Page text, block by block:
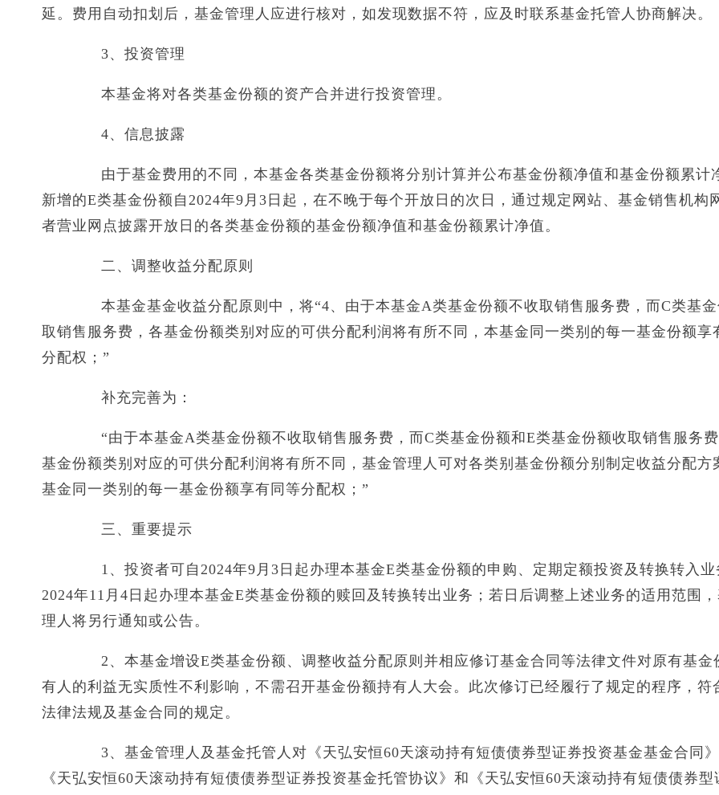
延。费用自动扣划后，基金管理人应进行核对，如发现数据不符，应及时联系基金托管人协商解决。
3、投资管理
本基金将对各类基金份额的资产合并进行投资管理。
4、信息披露
由于基金费用的不同，本基金各类基金份额将分别计算并公布基金份额净值和基金份额累计
新增的E类基金份额自2024年9月3日起，在不晚于每个开放日的次日，通过规定网站、基金销售机构
者营业网点披露开放日的各类基金份额的基金份额净值和基金份额累计净值。
二、调整收益分配原则
本基金基金收益分配原则中，将“4、由于本基金A类基金份额不收取销售服务费，而C类基金
取销售服务费，各基金份额类别对应的可供分配利润将有所不同，本基金同一类别的每一基金份额享
分配权；”
补充完善为：
“由于本基金A类基金份额不收取销售服务费，而C类基金份额和E类基金份额收取销售服务
基金份额类别对应的可供分配利润将有所不同，基金管理人可对各类别基金份额分别制定收益分配方
基金同一类别的每一基金份额享有同等分配权；”
三、重要提示
1、投资者可自2024年9月3日起办理本基金E类基金份额的申购、定期定额投资及转换转入业
2024年11月4日起办理本基金E类基金份额的赎回及转换转出业务；若日后调整上述业务的适用范围
理人将另行通知或公告。
2、本基金增设E类基金份额、调整收益分配原则并相应修订基金合同等法律文件对原有基金
有人的利益无实质性不利影响，不需召开基金份额持有人大会。此次修订已经履行了规定的程序，符
法律法规及基金合同的规定。
3、基金管理人及基金托管人对《天弘安恒60天滚动持有短债债券型证券投资基金基金合同》
《天弘安恒60天滚动持有短债债券型证券投资基金托管协议》和《天弘安恒60天滚动持有短债债券型